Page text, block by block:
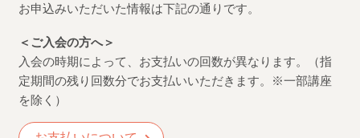
お申込みいただいた情報は下記の通りです。
＜ご入会の方へ＞
入会の時期によって、お支払いの回数が異なります。（指
定期間の残り回数分でお支払いいただきます。※一部講座
を除く）